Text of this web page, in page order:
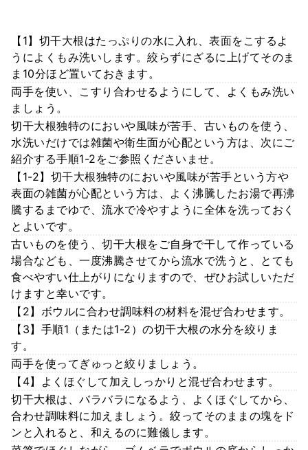
【1】切干大根はたっぷりの水に入れ、表面をこするよ
うによくもみ洗いします。絞らずにざるに上げてそのま
ま10分ほど置いておきます。
両手を使い、こすり合わせるようにして、よくもみ洗い
ましょう。
切干大根独特のにおいや風味が苦手、古いものを使う、
水洗いだけでは雑菌や衛生面が心配という方は、次にご
紹介する手順1-2をご参照くださいませ。
【1-2】切干大根独特のにおいや風味が苦手という方や
表面の雑菌が心配という方は、よく沸騰したお湯で再沸
騰するまでゆで、流水で冷やすように全体を洗っておく
とよいです。
古いものを使う、切干大根をご自身で干して作っている
場合なども、一度沸騰させてから流水で洗うと、とても
食べやすい仕上がりになりますので、ぜひお試しいただ
けますと幸いです。
【2】ボウルに合わせ調味料の材料を混ぜ合わせます。
【3】手順1（または1-2）の切干大根の水分を絞りま
す。
両手を使ってぎゅっと絞りましょう。
【4】よくほぐして加えしっかりと混ぜ合わせます。
切干大根は、バラバラになるよう、よくほぐしてから、
合わせ調味料に加えましょう。絞ってそのままの塊をド
ンと入れると、和えるのに難儀します。